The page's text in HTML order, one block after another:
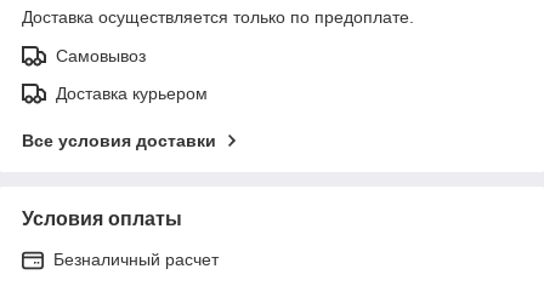
Доставка осуществляется только по предоплате.
Самовывоз
Доставка курьером
Все условия доставки
Условия оплаты
Безналичный расчет